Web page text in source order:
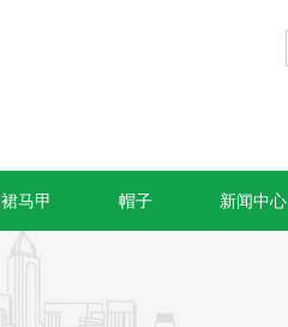
马甲 帽子 新闻中心